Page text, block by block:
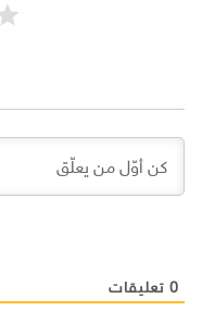
0 تعليقات